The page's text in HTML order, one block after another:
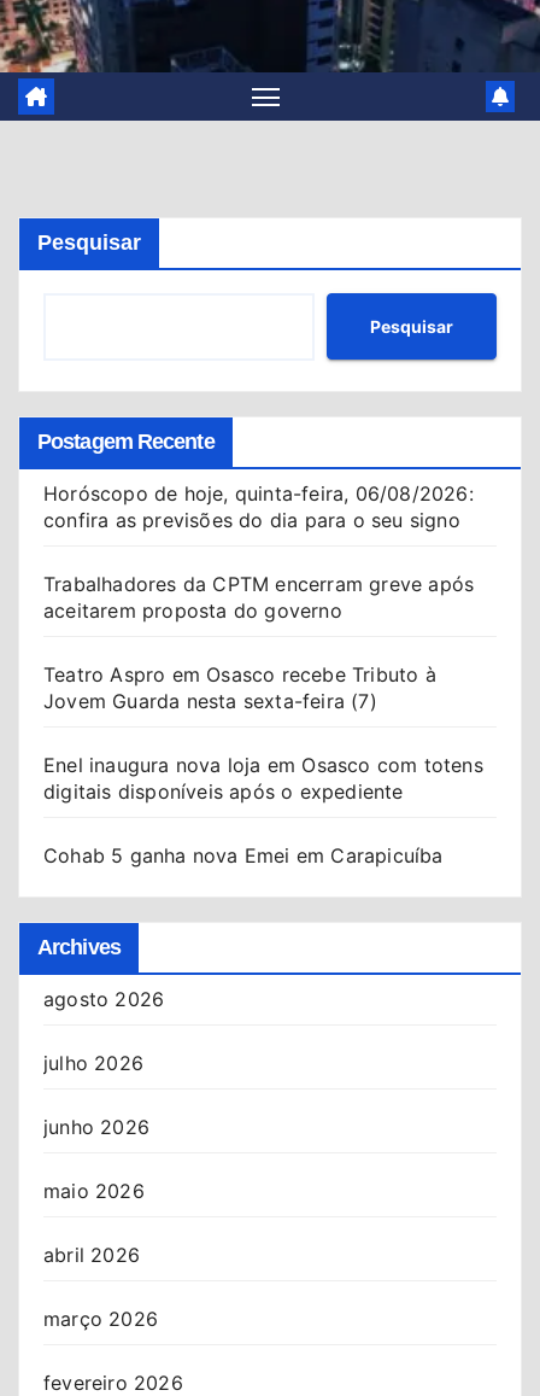
Pesquisar
Pesquisar
Postagem Recente
Horóscopo de hoje, quinta-feira, 06/08/2026:
confira as previsões do dia para o seu signo
Trabalhadores da CPTM encerram greve após
aceitarem proposta do governo
Teatro Aspro em Osasco recebe Tributo à
Jovem Guarda nesta sexta-feira (7)
Enel inaugura nova loja em Osasco com totens
digitais disponíveis após o expediente
Cohab 5 ganha nova Emei em Carapicuíba
Archives
agosto 2026
julho 2026
junho 2026
maio 2026
abril 2026
março 2026
fevereiro 2026